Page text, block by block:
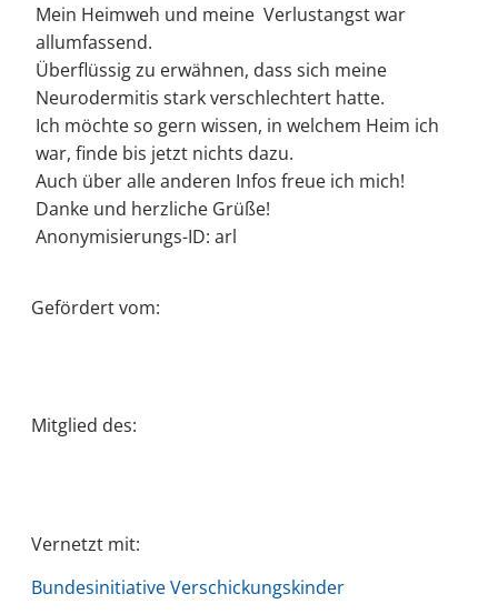
Mein Heimweh und meine Verlustangst war
allumfassend.
Überflüssig zu erwähnen, dass sich meine
Neurodermitis stark verschlechtert hatte.
Ich möchte so gern wissen, in welchem Heim ich
war, finde bis jetzt nichts dazu.
Auch über alle anderen Infos freue ich mich!
Danke und herzliche Grüße!
Anonymisierungs-ID: arl
Gefördert vom:
Mitglied des:
Vernetzt mit:
Bundesinitiative Verschickungskinder